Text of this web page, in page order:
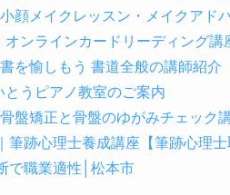
顔メイクレッスン・メイクアド
オンラインカードリーディング講
を愉しもう 書道全般の講師紹介
とうピアノ教室のご案内
盤矯正と骨盤のゆがみチェック
筆跡心理士養成講座【筆跡心理士
で職業適性│松本市